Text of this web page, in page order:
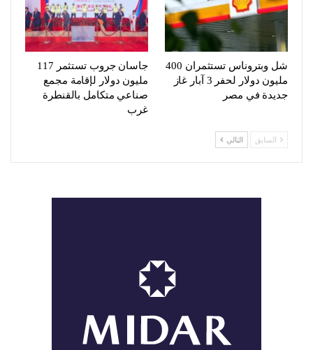
شل وبتروناس تستثمران 400
مليون دولار لحفر 3 آبار غاز
جديدة في مصر
جاسان جروب تستثمر 117
مليون دولار لإقامة مجمع
صناعي متكامل بالقنطرة
غرب
السابق التالي